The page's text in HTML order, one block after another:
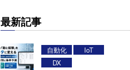
最新記事
自動化
IoT
DX